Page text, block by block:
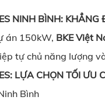
NINH BÌNH:
án 150kW, BKE Việt
tự chủ năng lượng
LỰA CHỌN TỐI ƯU
Bình